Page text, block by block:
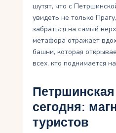
шутят, что с
увидеть не только
забраться на самый
метафора отражает
башни, которая
всех, кто поднимается
сегодня:
туристов